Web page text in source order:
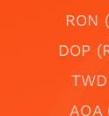
RON
DOP
AOA